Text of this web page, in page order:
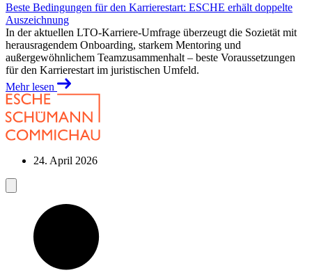
Beste Bedingungen für den Karrierestart: ESCHE erhält doppelte
Auszeichnung
In der aktuellen LTO-Karriere-Umfrage überzeugt die Sozietät mit
herausragendem Onboarding, starkem Mentoring und
außergewöhnlichem Teamzusammenhalt – beste Voraussetzungen
für den Karrierestart im juristischen Umfeld.
Mehr lesen
24. April 2026